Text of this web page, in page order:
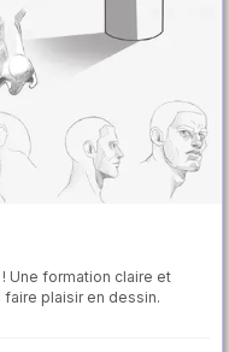
Une formation claire et
plaisir en dessin.